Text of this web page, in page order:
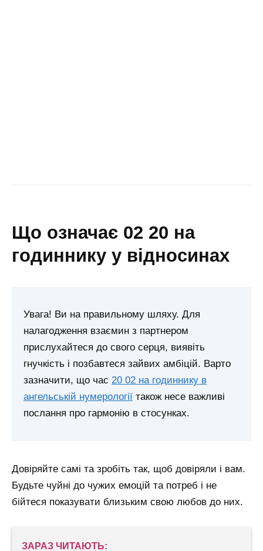
що означає 02 20 на
годиннику у відносинах
Увага! Ви на правильному шляху. Для
налагодження взаємин з партнером
прислухайтеся до свого серця, виявіть
гнучкість і позбавтеся зайвих амбіцій. Варто
зазначити, що час 20 02 на годиннику в
ангельській нумерології також несе важливі
послання про гармонію в стосунках.
Довіряйте самі та зробіть так, щоб довіряли і вам.
Будьте чуйні до чужих емоцій та потреб і не
бійтеся показувати близьким свою любов до них.
ЗАРАЗ ЧИТАЮТЬ: